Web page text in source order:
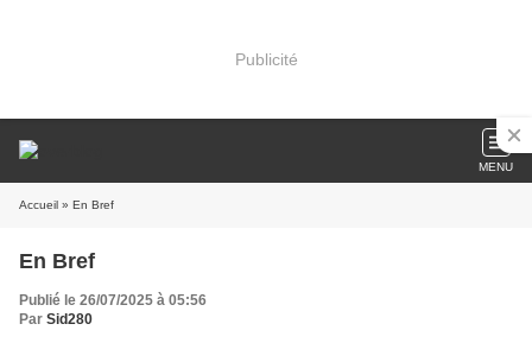
Publicité
MENU
Accueil » En Bref
En Bref
Publié le 26/07/2025 à 05:56
Par Sid280